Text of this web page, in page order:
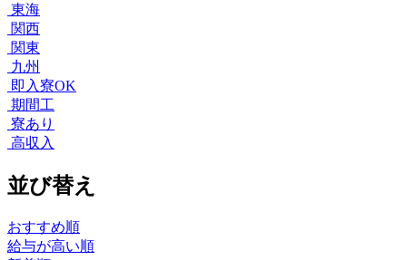
東海
関西
関東
九州
即入寮OK
期間工
寮あり
高収入
並び替え
おすすめ順
給与が高い順